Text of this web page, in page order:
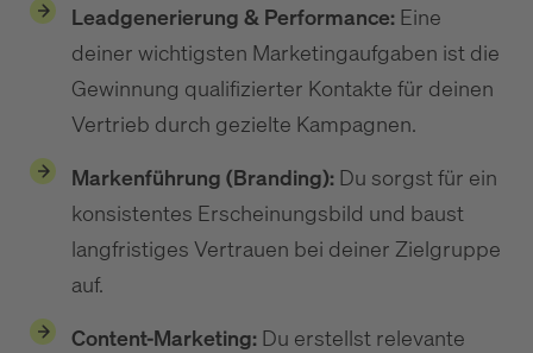
Leadgenerierung & Performance: Eine
deiner wichtigsten Marketingaufgaben ist die
Gewinnung qualifizierter Kontakte für deinen
Vertrieb durch gezielte Kampagnen.
Markenführung (Branding): Du sorgst für ein
konsistentes Erscheinungsbild und baust
langfristiges Vertrauen bei deiner Zielgruppe
auf.
Content-Marketing: Du erstellst relevante